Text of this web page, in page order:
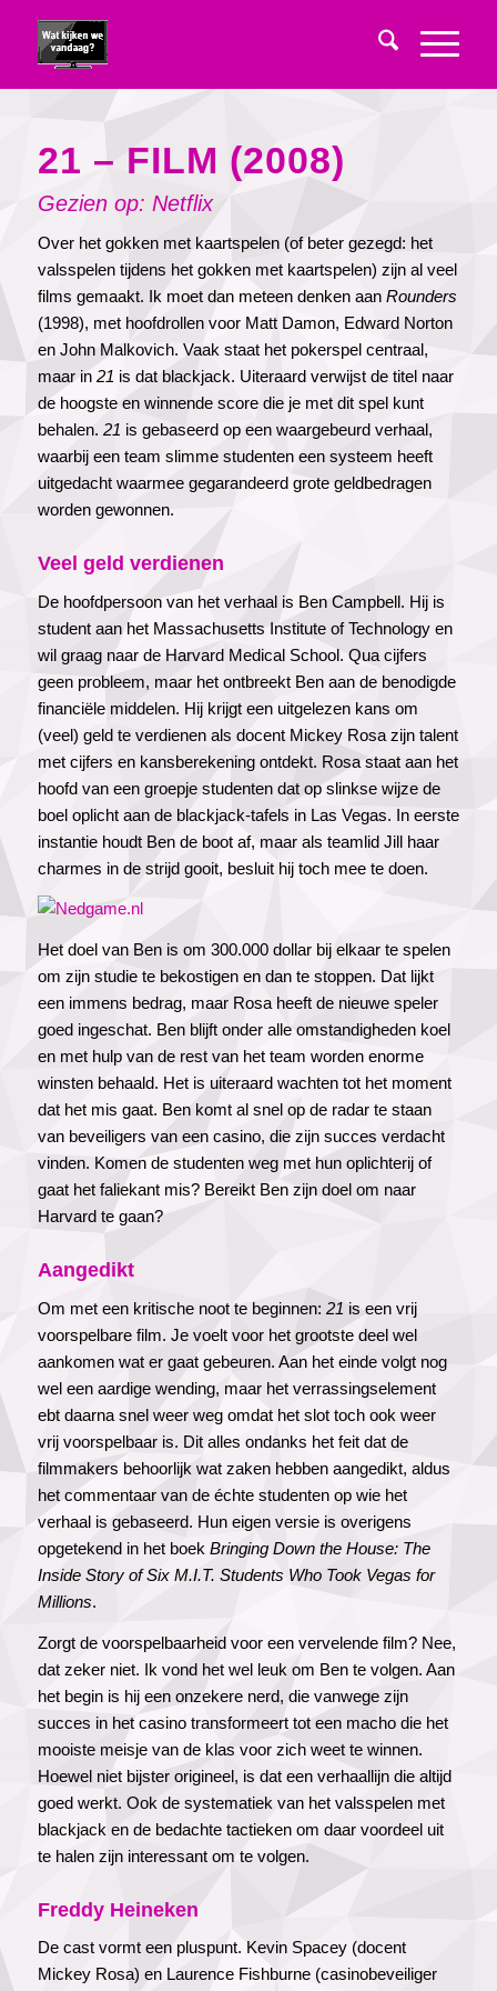
21 – FILM (2008)
Gezien op: Netflix
Over het gokken met kaartspelen (of beter gezegd: het
valsspelen tijdens het gokken met kaartspelen) zijn al veel
films gemaakt. Ik moet dan meteen denken aan Rounders
(1998), met hoofdrollen voor Matt Damon, Edward Norton
en John Malkovich. Vaak staat het pokerspel centraal,
maar in 21 is dat blackjack. Uiteraard verwijst de titel naar
de hoogste en winnende score die je met dit spel kunt
behalen. 21 is gebaseerd op een waargebeurd verhaal,
waarbij een team slimme studenten een systeem heeft
uitgedacht waarmee gegarandeerd grote geldbedragen
worden gewonnen.
Veel geld verdienen
De hoofdpersoon van het verhaal is Ben Campbell. Hij is
student aan het Massachusetts Institute of Technology en
wil graag naar de Harvard Medical School. Qua cijfers
geen probleem, maar het ontbreekt Ben aan de benodigde
financiële middelen. Hij krijgt een uitgelezen kans om
(veel) geld te verdienen als docent Mickey Rosa zijn talent
met cijfers en kansberekening ontdekt. Rosa staat aan het
hoofd van een groepje studenten dat op slinkse wijze de
boel oplicht aan de blackjack-tafels in Las Vegas. In eerste
instantie houdt Ben de boot af, maar als teamlid Jill haar
charmes in de strijd gooit, besluit hij toch mee te doen.
Het doel van Ben is om 300.000 dollar bij elkaar te spelen
om zijn studie te bekostigen en dan te stoppen. Dat lijkt
een immens bedrag, maar Rosa heeft de nieuwe speler
goed ingeschat. Ben blijft onder alle omstandigheden koel
en met hulp van de rest van het team worden enorme
winsten behaald. Het is uiteraard wachten tot het moment
dat het mis gaat. Ben komt al snel op de radar te staan
van beveiligers van een casino, die zijn succes verdacht
vinden. Komen de studenten weg met hun oplichterij of
gaat het faliekant mis? Bereikt Ben zijn doel om naar
Harvard te gaan?
Aangedikt
Om met een kritische noot te beginnen: 21 is een vrij
voorspelbare film. Je voelt voor het grootste deel wel
aankomen wat er gaat gebeuren. Aan het einde volgt nog
wel een aardige wending, maar het verrassingselement
ebt daarna snel weer weg omdat het slot toch ook weer
vrij voorspelbaar is. Dit alles ondanks het feit dat de
filmmakers behoorlijk wat zaken hebben aangedikt, aldus
het commentaar van de échte studenten op wie het
verhaal is gebaseerd. Hun eigen versie is overigens
opgetekend in het boek Bringing Down the House: The
Inside Story of Six M.I.T. Students Who Took Vegas for
Millions.
Zorgt de voorspelbaarheid voor een vervelende film? Nee,
dat zeker niet. Ik vond het wel leuk om Ben te volgen. Aan
het begin is hij een onzekere nerd, die vanwege zijn
succes in het casino transformeert tot een macho die het
mooiste meisje van de klas voor zich weet te winnen.
Hoewel niet bijster origineel, is dat een verhaallijn die altijd
goed werkt. Ook de systematiek van het valsspelen met
blackjack en de bedachte tactieken om daar voordeel uit
te halen zijn interessant om te volgen.
Freddy Heineken
De cast vormt een pluspunt. Kevin Spacey (docent
Mickey Rosa) en Laurence Fishburne (casinobeveiliger